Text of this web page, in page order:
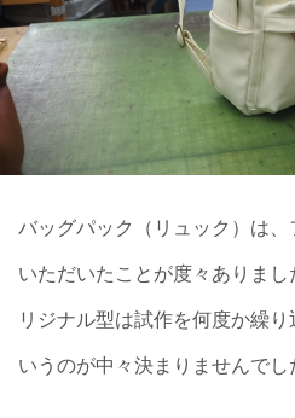
バッグパック（リュック）は
いただいたことが度々ありま
リジナル型は試作を何度か繰り
いうのが中々決まりませんでし